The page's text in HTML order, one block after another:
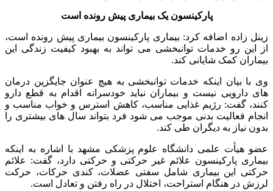
پارکینسون یک بیماری پیش رونده است
زینل زاده اضافه کرد: بیماری پارکینسون بیماری پیش رونده است،
از این رو خدمات توانبخشی می تواند به بهبود کیفیت زندگی این
بیماران کمک شایانی کند.
وی با بیان اینکه خدمات توانبخشی به هیچ عنوان جایگزین درمان
های دارویی نیست و بیماران نباید خودسرانه اقدام به قطع دارو
کنند، گفت: رژیم غذایی مناسب، کاهش استرس و خواب مناسب و
انجام فعالیت بدنی موجب می شود فرد بتواند سال های بیشتری را
بدون نیاز به دیگران طی کند.
عضو هیأت علمی دانشگاه علوم پزشکی مشهد با اشاره به اینکه
بیماری پارکینسون علائم غیر حرکتی و حرکتی دارد، گفت: علائم
حرکتی این بیماری شامل سفتی عضلات، کندی حرکات، حرکت
لرزش در هنگام استراحت، اختلال در راه رفتن و تعادل است.